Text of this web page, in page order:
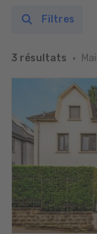
3 résultats
Filtres